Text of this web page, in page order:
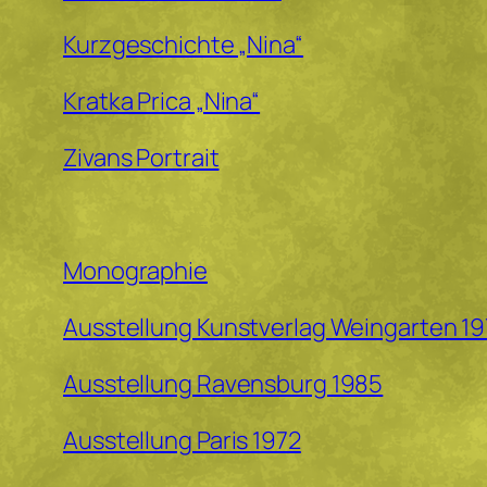
Kurzgeschichte „Nina“
Kratka Prica „Nina“
Zivans Portrait
Monographie
Ausstellung Kunstverlag Weingarten
Ausstellung Ravensburg 1985
Ausstellung Paris 1972